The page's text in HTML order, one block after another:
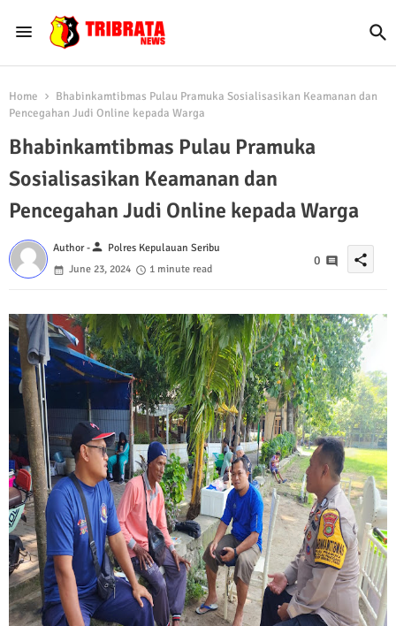
Home
Bhabinkamtibmas Pulau Pramuka Sosialisasikan Keamanan dan
Pencegahan Judi Online kepada Warga
Bhabinkamtibmas Pulau Pramuka
Sosialisasikan Keamanan dan
Pencegahan Judi Online kepada Warga
Author -person Polres Kepulauan Seribu
June 23, 2024
1 minute read
0 share